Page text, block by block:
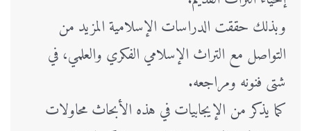
وبذلك حققت الدراسات الإسلامية المزيد من
التواصل مع التراث الإسلامي الفكري والعلمي، في
شتى فنونه ومراجعه.
كما يذكر من الإيجابيات في هذه الأبحاث محاولات